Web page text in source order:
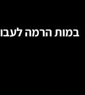
במות הרמה